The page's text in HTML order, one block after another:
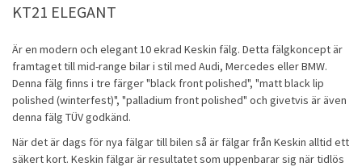
KT21 ELEGANT
Är en modern och elegant 10 ekrad Keskin fälg. Detta fälgkoncept är
framtaget till mid-range bilar i stil med Audi, Mercedes eller BMW.
Denna fälg finns i tre färger "black front polished", "matt black lip
polished (winterfest)", "palladium front polished" och givetvis är även
denna fälg TÜV godkänd.
När det är dags för nya fälgar till bilen så är fälgar från Keskin alltid ett
säkert kort. Keskin fälgar är resultatet som uppenbarar sig när tidlös